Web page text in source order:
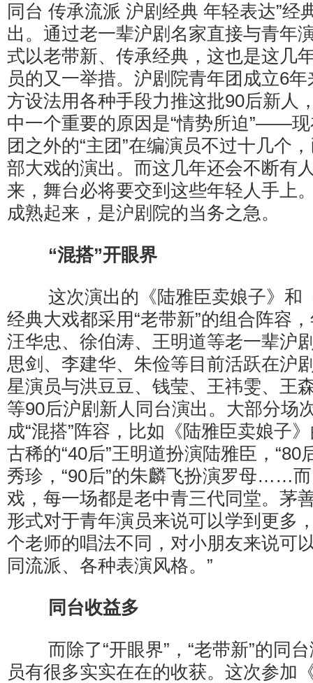
同台 传承流派 沪剧经典 年轻表达”经
出。通过老一辈沪剧名家直接与青年
式以老带新、传承经典，这也是这几
员的又一举措。沪剧院青年团成立6
方设法用各种手段力推这批90后新人
中一个重要的原因是“情势所迫”——
团之外的“主团”在编演员不过十几个
部大戏的演出。而这几年还会不断有
来，舞台必将要交到这些年轻人手上
成熟起来，是沪剧院的当务之急。
“混搭”开眼界
这次演出的《陆雅臣卖娘子》和
经典大戏都采用“老带新”的组合阵容
汪华忠、徐伯涛、王明道等老一辈沪
思剑、李建华、朱俭等目前活跃在沪
星演员与洪豆豆、钱莹、王祎雯、王
等90后沪剧新人同台演出。大部分场
成“混搭”阵容，比如《陆雅臣卖娘子
古稀的“40后”王明道扮演陆雅臣，“80
秀珍，“90后”的朱麟飞扮演罗母……
戏，每一场都是老中青三代同堂。茅
形式对于青年演员来说可以学到更多
个老师的唱法不同，对小朋友来说可
同流派、各种表演风格。”
同台收益多
而除了“开眼界”，“老带新”的同台
员有很多实实在在的收获。这次参加